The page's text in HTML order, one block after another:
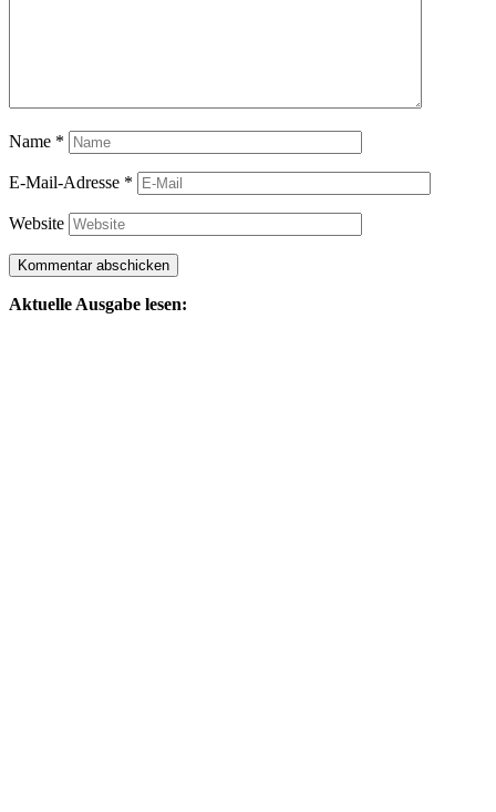
Name *
E-Mail-Adresse *
Website
Aktuelle Ausgabe lesen: